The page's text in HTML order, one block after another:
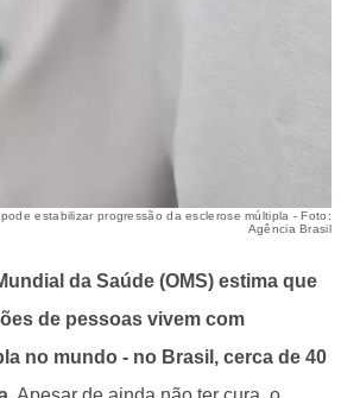
estabilizar progressão da esclerose múltipla - Foto:
Agência Brasil
da Saúde (OMS) estima que
de pessoas vivem com
no mundo - no Brasil, cerca de 40